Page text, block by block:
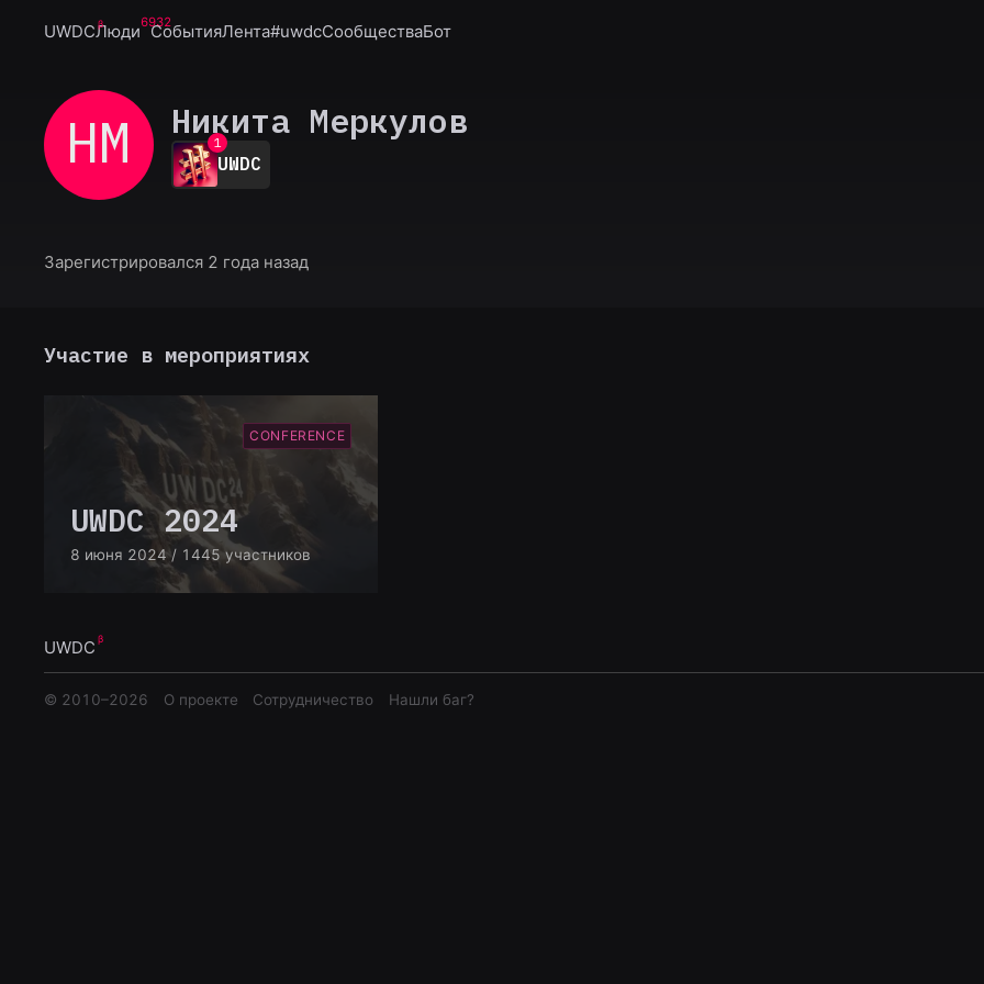
UWDCЛюди6932
СобытияЛента#uwdcСообществаБот
НМ Никита Меркулов
0
1
2
3
7
UWDC
Зарегистрировался 2 года назад
Участие в мероприятиях
CONFERENCE
UWDC 2024
8 июня 2024 / 1445 участников
UWDC
© 2010–2026 О проекте Сотрудничество Нашли баг?